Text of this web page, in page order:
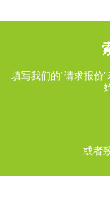
填写我们的“请求报价
或者